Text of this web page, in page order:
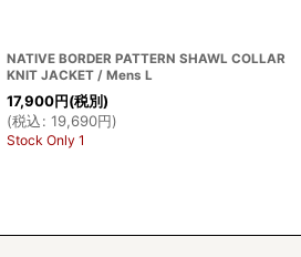
NATIVE BORDER PATTERN SHAWL COLLAR
KNIT JACKET / Mens L
17,900円(税別)
(税込: 19,690円)
Stock Only 1